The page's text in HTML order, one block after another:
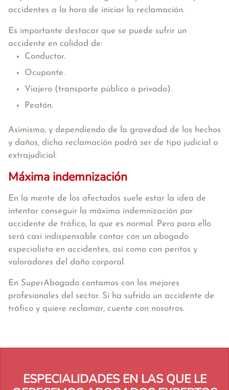
accidentes a la hora de iniciar la reclamación.
Es importante destacar que se puede sufrir un
accidente en calidad de:
Conductor.
Ocupante.
Viajero (transporte público o privado).
Peatón.
Asimismo, y dependiendo de la gravedad de los hechos
y daños, dicha reclamación podrá ser de tipo judicial o
extrajudicial.
Máxima indemnización
En la mente de los afectados suele estar la idea de
intentar conseguir la máxima indemnización por
accidente de tráfico, lo que es normal. Pero para ello
será casi indispensable contar con un abogado
especialista en accidentes, así como con peritos y
valoradores del daño corporal.
En SuperAbogado contamos con los mejores
profesionales del sector. Si ha sufrido un accidente de
tráfico y quiere reclamar, cuente con nosotros.
ESPECIALIDADES EN LAS QUE LE